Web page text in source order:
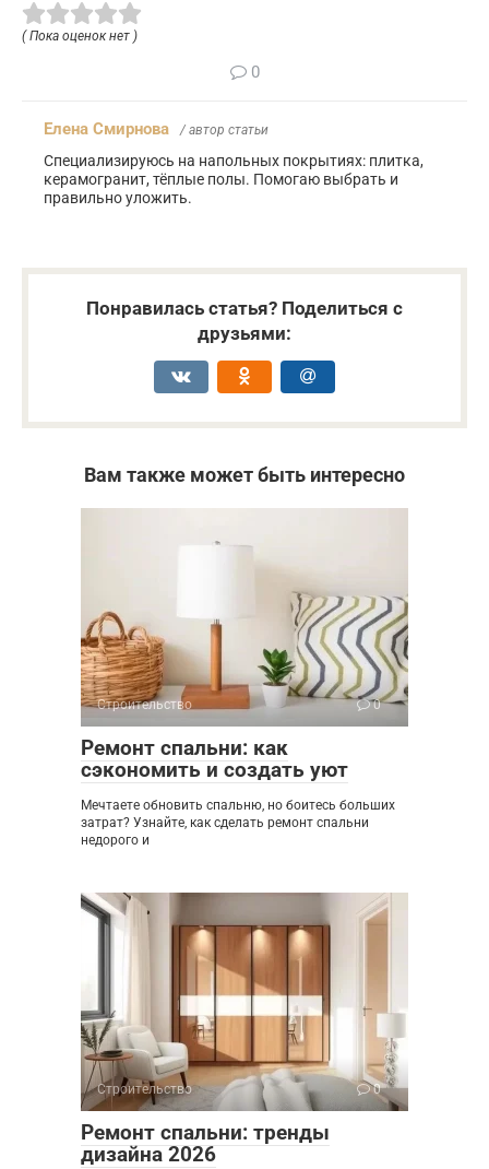
( Пока оценок нет )
0
Елена Смирнова / автор статьи
Специализируюсь на напольных покрытиях: плитка,
керамогранит, тёплые полы. Помогаю выбрать и
правильно уложить.
Понравилась статья? Поделиться с
друзьями:
Вам также может быть интересно
Строительство 0
Ремонт спальни: как
сэкономить и создать уют
Мечтаете обновить спальню, но боитесь больших
затрат? Узнайте, как сделать ремонт спальни
недорого и
Строительство 0
Ремонт спальни: тренды
дизайна 2026